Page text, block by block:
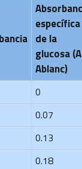
específica
de la
glucosa
Ablanc)
0
0.07
0.13
0.18